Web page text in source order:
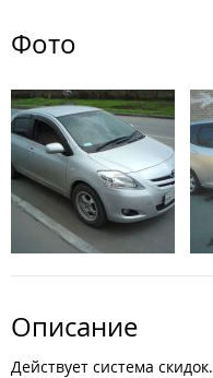
Фото
Описание
Действует система скидок.